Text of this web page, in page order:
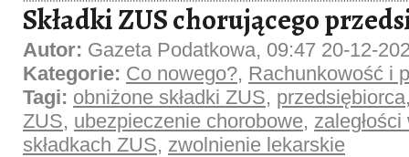
Składki ZUS chorującego
Autor: Gazeta Podatkowa, 09:47 20-12-
Kategorie: Co nowego?, Rachunkowość i
Tagi: obniżone składki ZUS, przedsiębiorca
ZUS, ubezpieczenie chorobowe, zaległości
składkach ZUS, zwolnienie lekarskie